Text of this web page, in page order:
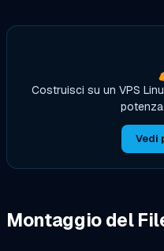
Costruisci su un VPS
potenza
Vedi
Montaggio del